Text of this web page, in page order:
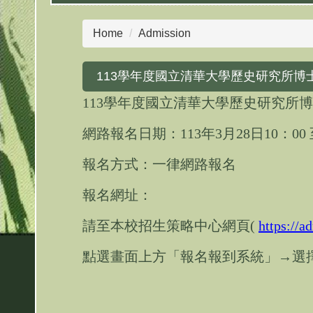
Home Admission
113學年度國立清華大學歷史研究所博
113學年度國立清華大學歷史研究所
網路報名日期：113年3月28日10：00
報名方式：一律網路報名
報名網址：
請至本校招生策略中心網頁( https://
點選畫面上方「報名報到系統」→選